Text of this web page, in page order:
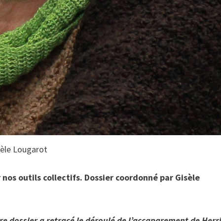
Lougarot
outils collectifs. Dossier coordonné par Gisèle